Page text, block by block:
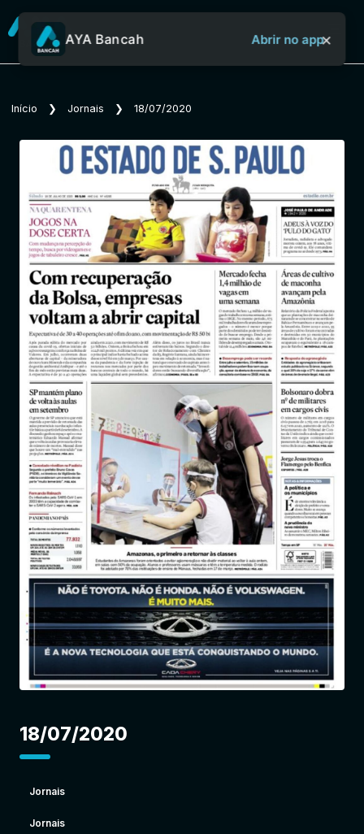
Sobre o Aya Bancah
Início
Revistas
Jornais
Notícias
Entrar
AYA Bancah Abrir no app×
Início ❯ Jornais ❯ 18/07/2020
18/07/2020
Jornais
Jornais